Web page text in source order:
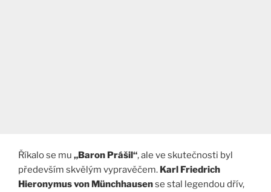
Říkalo se mu „Baron Prášil“, ale ve skutečnosti byl
především skvělým vypravěčem. Karl Friedrich
Hieronymus von Münchhausense stal legendou dřív,